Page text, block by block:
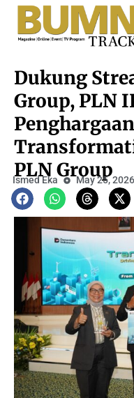
Dukung
Group, PLN
PLN Group
Ismed Eka May 25, 2026